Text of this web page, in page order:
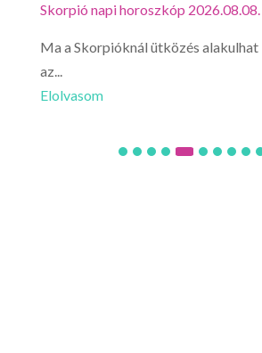
Skorpió napi horoszkóp 2026.08.08.
Ma a Skorpióknál ütközés alakulhat
az...
Elolvasom